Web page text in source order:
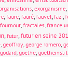
, exorganisme,
, faure, fauré, fauvel, fazi,
fournout, fractales, france
, futur,futur en seine
, geoffroy, george romero,
godard, goethe,